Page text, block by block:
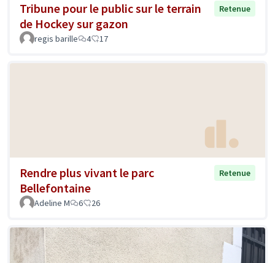
Tribune pour le public sur le terrain
de Hockey sur gazon
Retenue
regis barille 4 17
Rendre plus vivant le parc
Bellefontaine
Retenue
Adeline M 6 26